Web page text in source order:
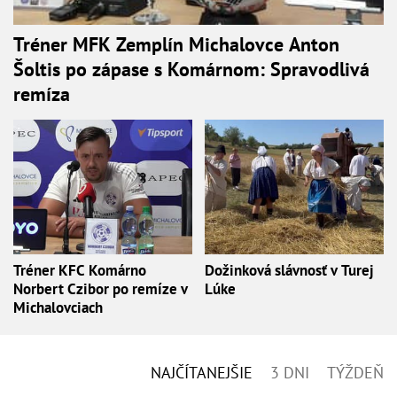
Tréner MFK Zemplín Michalovce Anton
Šoltis po zápase s Komárnom: Spravodlivá
remíza
Tréner KFC Komárno
Norbert Czibor po remíze v
Michalovciach
Dožinková slávnosť v Turej
Lúke
NAJČÍTANEJŠIE 3 DNI TÝŽDEŇ